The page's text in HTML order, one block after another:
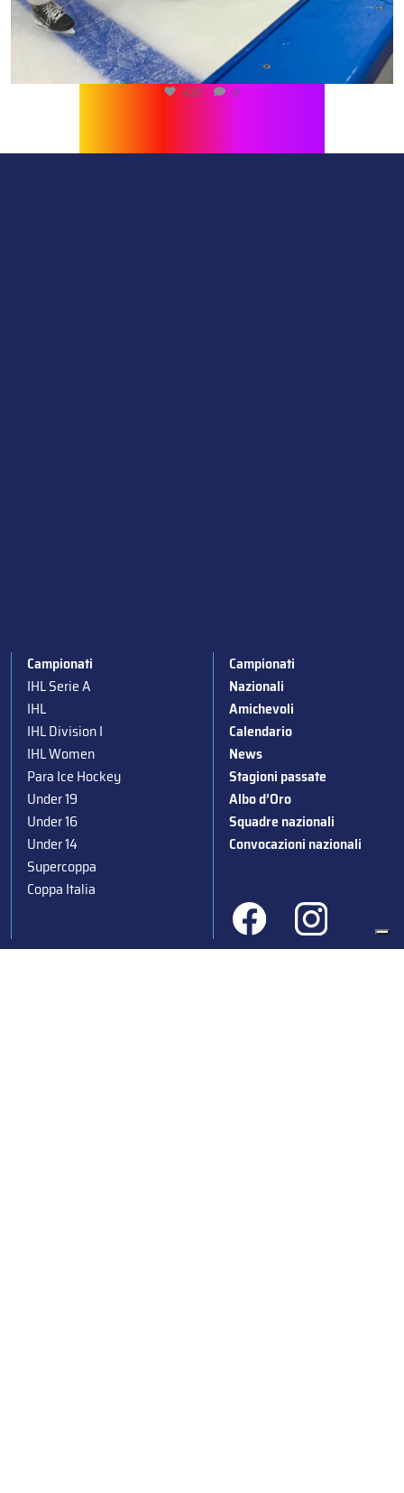
432 0
Campionati
IHL Serie A
IHL
IHL Division I
IHL Women
Para Ice Hockey
Under 19
Under 16
Under 14
Supercoppa
Coppa Italia
Campionati
Nazionali
Amichevoli
Calendario
News
Stagioni passate
Albo d’Oro
Squadre nazionali
Convocazioni nazionali